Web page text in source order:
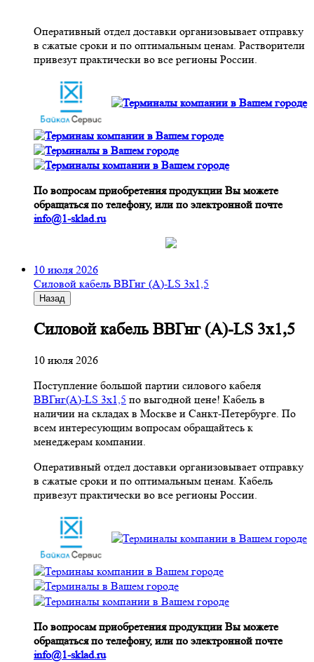
Оперативный отдел доставки организовывает отправку
в сжатые сроки и по оптимальным ценам. Растворители
привезут практически во все регионы России.
По вопросам приобретения продукции Вы можете
обращаться по телефону, или по электронной почте
info@1-sklad.ru
10 июля 2026
Cиловой кабель ВВГнг (A)-LS 3х1,5
Назад
Cиловой кабель ВВГнг (A)-LS 3х1,5
10 июля 2026
Поступление большой партии силового кабеля
ВВГнг(A)-LS 3х1,5 по выгодной цене! Кабель в
наличии на складах в Москве и Санкт-Петербурге. По
всем интересующим вопросам обращайтесь к
менеджерам компании.
Оперативный отдел доставки организовывает отправку
в сжатые сроки и по оптимальным ценам. Кабель
привезут практически во все регионы России.
По вопросам приобретения продукции Вы можете
обращаться по телефону, или по электронной почте
info@1-sklad.ru